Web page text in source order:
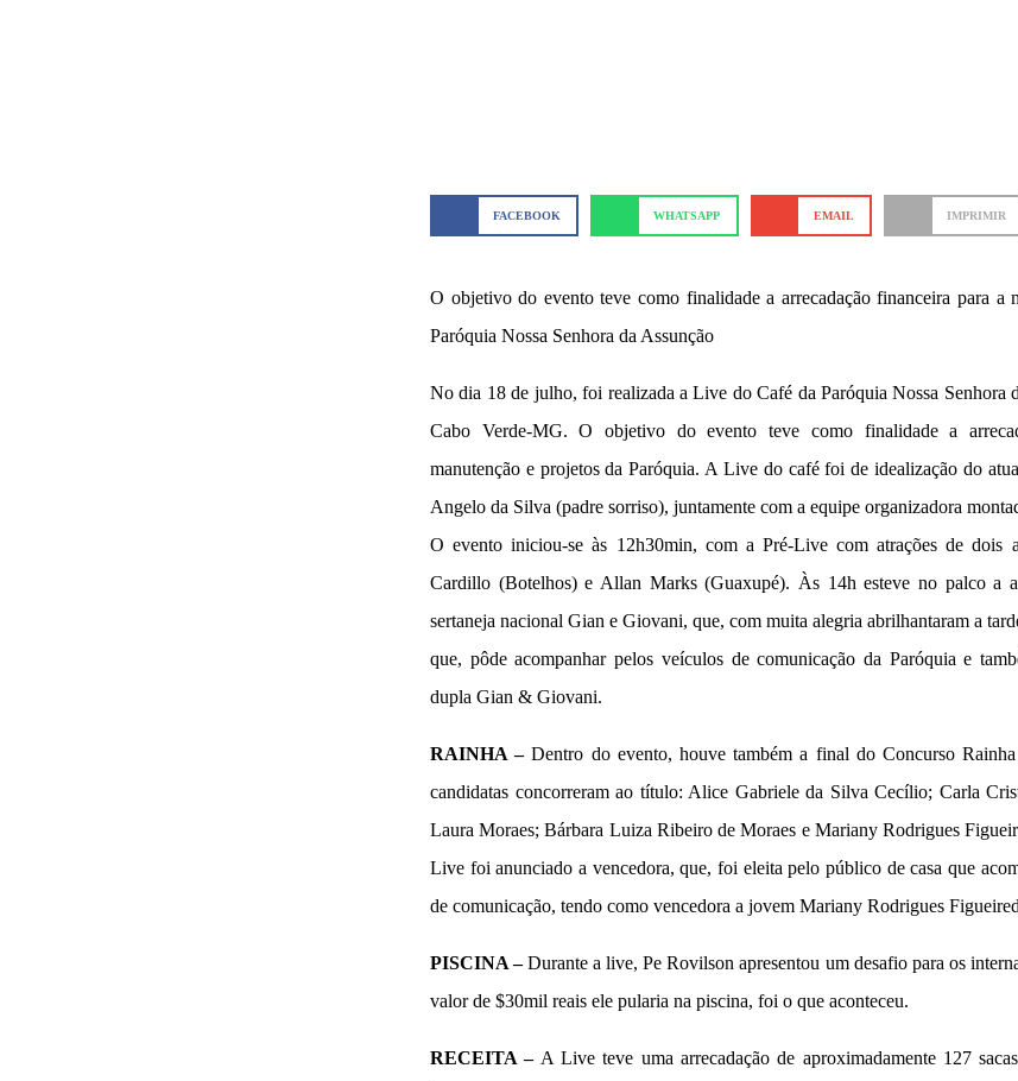
FACEBOOK WHATSAPP EMAIL IMPRIMIR
O objetivo do evento teve como finalidade a arrecadação financeira para a
Paróquia Nossa Senhora da Assunção
No dia 18 de julho, foi realizada a Live do Café da Paróquia Nossa Senhora
Cabo Verde-MG. O objetivo do evento teve como finalidade a
manutenção e projetos da Paróquia. A Live do café foi de idealização do
Angelo da Silva (padre sorriso), juntamente com a equipe organizadora
O evento iniciou-se às 12h30min, com a Pré-Live com atrações de dois
Cardillo (Botelhos) e Allan Marks (Guaxupé). Às 14h esteve no palco a
sertaneja nacional Gian e Giovani, que, com muita alegria abrilhantaram a
que, pôde acompanhar pelos veículos de comunicação da Paróquia e
dupla Gian & Giovani.
RAINHA –Dentro do evento, houve também a final do Concurso
candidatas concorreram ao título: Alice Gabriele da Silva Cecílio; Carla
Laura Moraes; Bárbara Luiza Ribeiro de Moraes e Mariany Rodrigues
Live foi anunciado a vencedora, que, foi eleita pelo público de casa que
de comunicação, tendo como vencedora a jovem Mariany Rodrigues
PISCINA –Durante a live, Pe Rovilson apresentou um desafio para os
valor de $30mil reais ele pularia na piscina, foi o que aconteceu.
RECEITA –A Live teve uma arrecadação de aproximadamente 127